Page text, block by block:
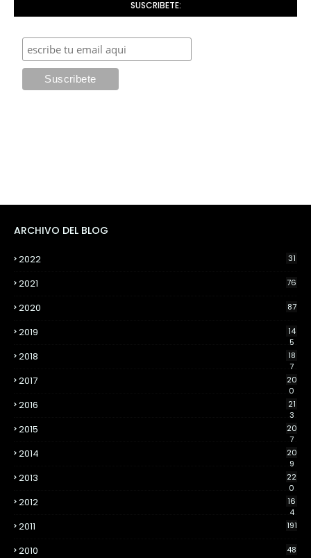
SUSCRIBETE:
ARCHIVO DEL BLOG
2022 31
2021 76
2020 87
2019
14
5
2018
18
7
2017
20
0
2016
21
3
2015
20
7
2014
20
9
2013
22
0
2012
16
4
2011 191
2010 48